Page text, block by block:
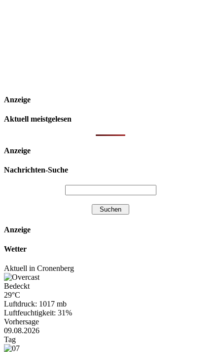
Anzeige
Aktuell meistgelesen
Anzeige
Nachrichten-Suche
Anzeige
Wetter
Aktuell in Cronenberg
Bedeckt
29°C
Luftdruck: 1017 mb
Luftfeuchtigkeit: 31%
Vorhersage
09.08.2026
Tag